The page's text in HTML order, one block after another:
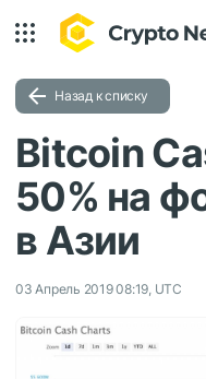
Назад к списку
Bitcoin
50% на
в Азии
03 Апрель 2019 08:19, UTC